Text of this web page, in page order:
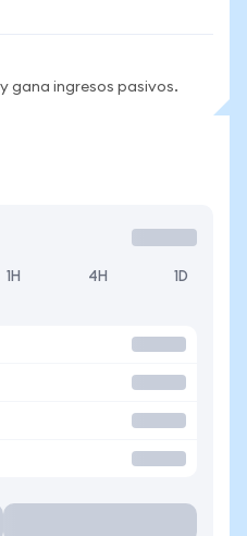
gana ingresos pasivos.
1H 4H 1D